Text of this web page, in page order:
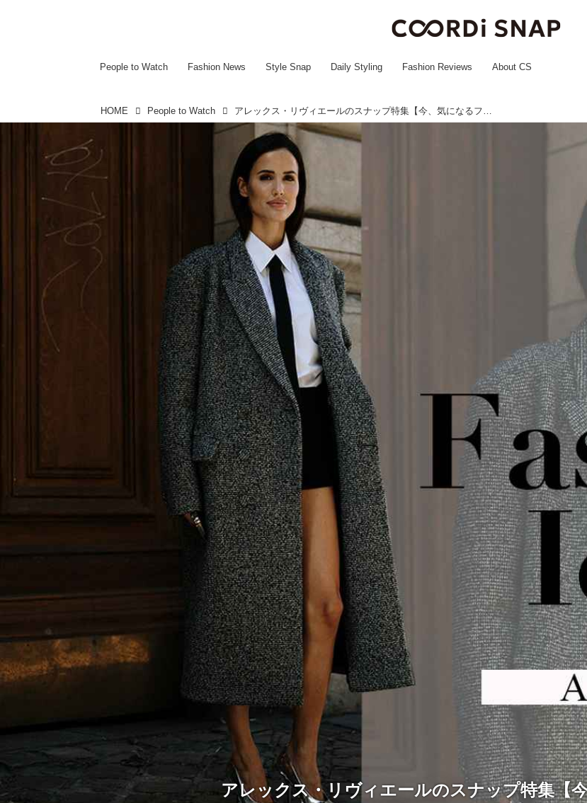
People to Watch Fashion News Style Snap Daily Styling Fashion Reviews About CS
HOME People to Watch アレックス・リヴィエールのスナップ特集【今、気になるファッションアイコン Vol.46】
アレックス・リヴィエールのスナップ特集【